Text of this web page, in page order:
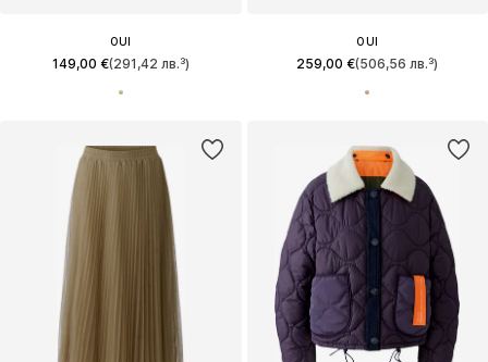
OUI
149,00 €(291,42 лв.³)
OUI
259,00 €(506,56 лв.³)